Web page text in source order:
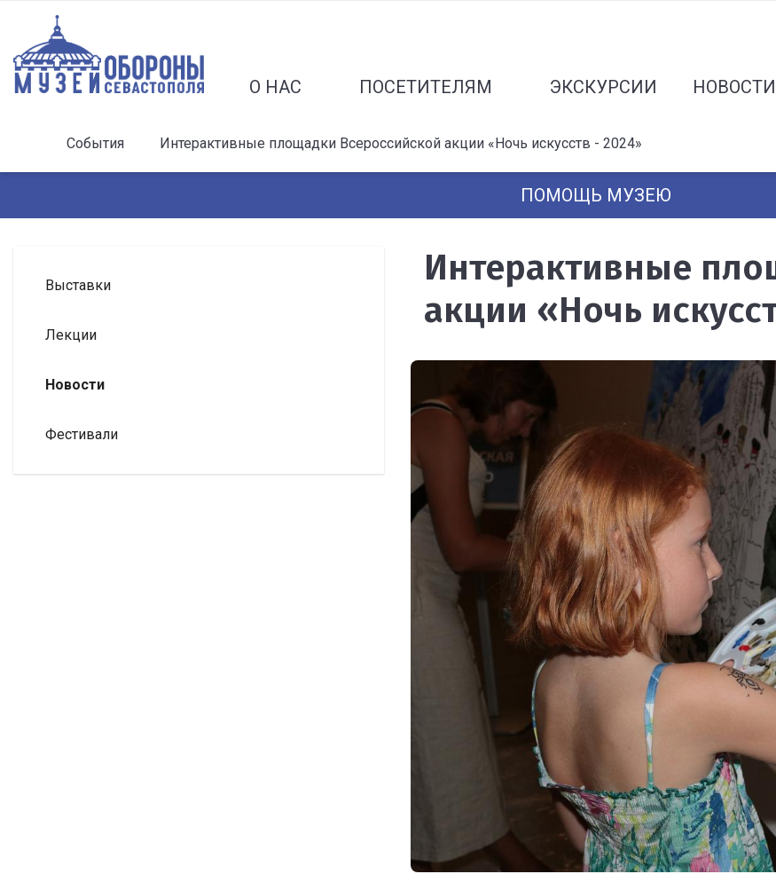
О НАС ПОСЕТИТЕЛЯМ ЭКСКУРСИИ НОВОСТИ
События Интерактивные площадки Всероссийской акции «Ночь искусств - 2024»
ПОМОЩЬ МУЗЕЮ
Выставки
Лекции
Новости
Фестивали
Интерактивные
акции «Ночь